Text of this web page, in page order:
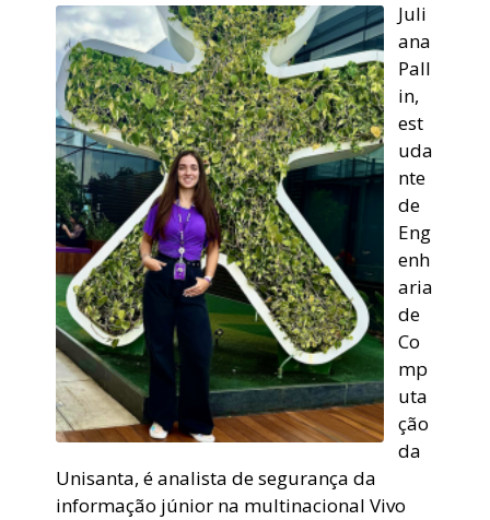
Juli
ana
Pall
in,
est
uda
nte
de
Eng
enh
aria
de
Co
mp
uta
ção
da
Unisanta, é analista de segurança da
informação júnior na multinacional Vivo